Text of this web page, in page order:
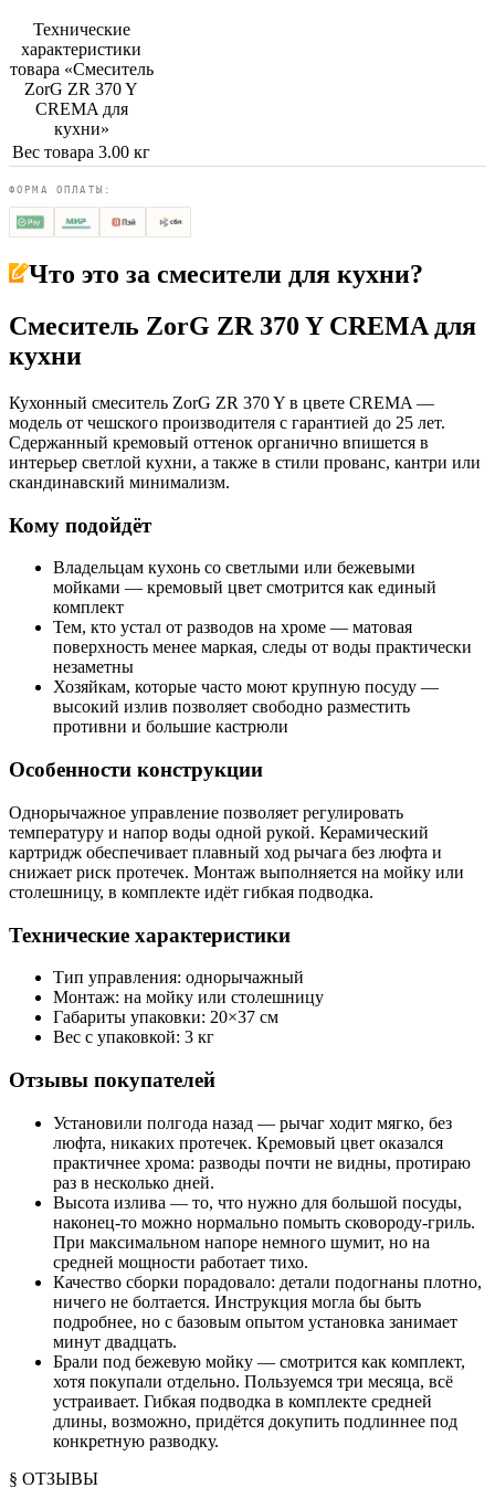
Технические
характеристики
товара «Смеситель
ZorG ZR 370 Y
CREMA для
кухни»
Вес товара 3.00 кг
ФОРМА ОПЛАТЫ:
Что это за смесители для кухни?
Смеситель ZorG ZR 370 Y CREMA для
кухни
Кухонный смеситель ZorG ZR 370 Y в цвете CREMA —
модель от чешского производителя с гарантией до 25 лет.
Сдержанный кремовый оттенок органично впишется в
интерьер светлой кухни, а также в стили прованс, кантри или
скандинавский минимализм.
Кому подойдёт
Владельцам кухонь со светлыми или бежевыми
мойками — кремовый цвет смотрится как единый
комплект
Тем, кто устал от разводов на хроме — матовая
поверхность менее маркая, следы от воды практически
незаметны
Хозяйкам, которые часто моют крупную посуду —
высокий излив позволяет свободно разместить
противни и большие кастрюли
Особенности конструкции
Однорычажное управление позволяет регулировать
температуру и напор воды одной рукой. Керамический
картридж обеспечивает плавный ход рычага без люфта и
снижает риск протечек. Монтаж выполняется на мойку или
столешницу, в комплекте идёт гибкая подводка.
Технические характеристики
Тип управления: однорычажный
Монтаж: на мойку или столешницу
Габариты упаковки: 20×37 см
Вес с упаковкой: 3 кг
Отзывы покупателей
Установили полгода назад — рычаг ходит мягко, без
люфта, никаких протечек. Кремовый цвет оказался
практичнее хрома: разводы почти не видны, протираю
раз в несколько дней.
Высота излива — то, что нужно для большой посуды,
наконец-то можно нормально помыть сковороду-гриль.
При максимальном напоре немного шумит, но на
средней мощности работает тихо.
Качество сборки порадовало: детали подогнаны плотно,
ничего не болтается. Инструкция могла бы быть
подробнее, но с базовым опытом установка занимает
минут двадцать.
Брали под бежевую мойку — смотрится как комплект,
хотя покупали отдельно. Пользуемся три месяца, всё
устраивает. Гибкая подводка в комплекте средней
длины, возможно, придётся докупить подлиннее под
конкретную разводку.
§ ОТЗЫВЫ